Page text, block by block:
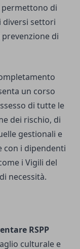
permettono di
diversi settori
di
un corso
di tutte le
dei rischio, di
gestionali e
con i dipendenti
i Vigili del
necessità.
RSPP
culturale e